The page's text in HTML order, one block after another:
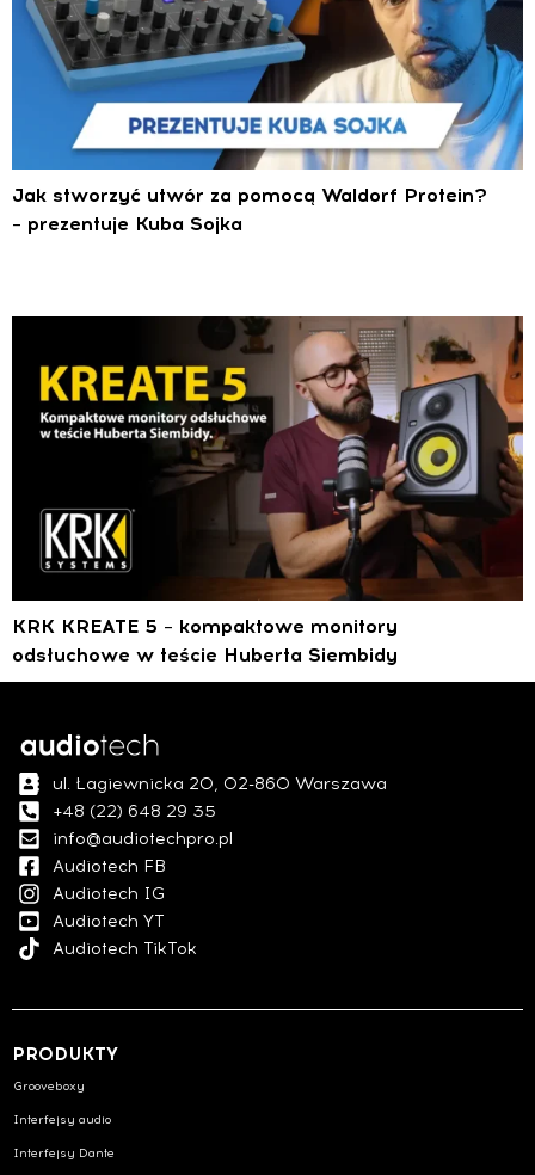
Jak stworzyć utwór za pomocą Waldorf Protein?
– prezentuje Kuba Sojka
KRK KREATE 5 – kompaktowe monitory
odsłuchowe w teście Huberta Siembidy
ul. Łagiewnicka 20, 02-860 Warszawa
+48 (22) 648 29 35
info@audiotechpro.pl
Audiotech FB
Audiotech IG
Audiotech YT
Audiotech TikTok
PRODUKTY
Grooveboxy
Interfejsy audio
Interfejsy Dante